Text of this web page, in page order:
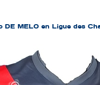
MELO en Ligue des